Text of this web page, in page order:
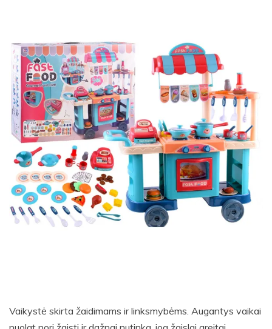
Vaikystė skirta žaidimams ir linksmybėms. Augantys vaikai